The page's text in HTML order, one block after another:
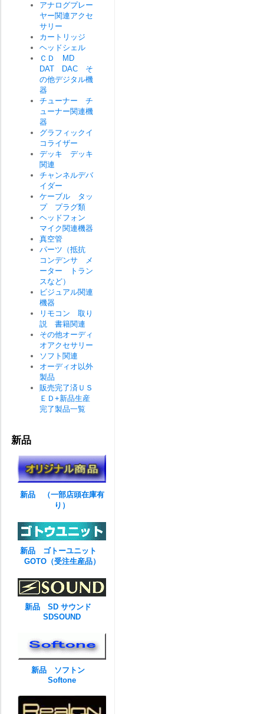
アナログプレー
ヤー関連アクセ
サリー
カートリッジ
ヘッドシェル
ＣＤ MD
DAT DAC そ
の他デジタル機
器
チューナー チ
ューナー関連機
器
グラフィックイ
コライザー
デッキ デッキ
関連
チャンネルデバ
イダー
ケーブル タッ
プ プラグ類
ヘッドフォン
マイク関連機器
真空管
パーツ（抵抗
コンデンサ メ
ーター トラン
スなど）
ビジュアル関連
機器
リモコン 取り
説 書籍関連
その他オーディ
オアクセサリー
ソフト関連
オーディオ以外
製品
販売完了済ＵＳ
ＥＤ+新品生産
完了製品一覧
新品
新品 （一部店頭在庫有
り）
新品 ゴトーユニット
GOTO（受注生産品）
新品 SD サウンド
SDSOUND
新品 ソフトン
Softone